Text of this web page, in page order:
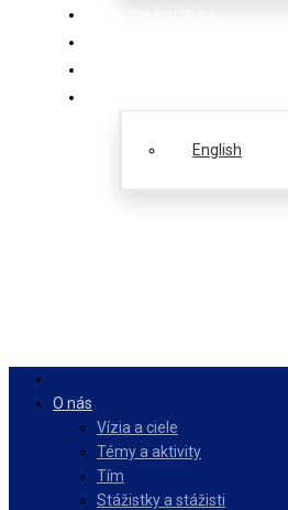
English
O nás
Vízia a ciele
Témy a aktivity
Tím
Stážistky a stážisti